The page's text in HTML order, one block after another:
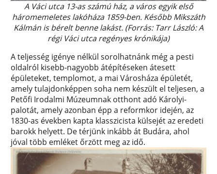
A Váci utca 13-as számú ház, a város egyik első
háromemeletes lakóháza 1859-ben. Később Mikszáth
Kálmán is bérelt benne lakást. (Forrás: Tarr László: A
régi Váci utca regényes krónikája)
A teljesség igénye nélkül sorolhatnánk még a pesti
oldalról kisebb-nagyobb átépítéseken átesett
épületeket, templomot, a mai Városháza épületét,
amely tulajdonképpen soha nem készült el teljesen, a
Petőfi Irodalmi Múzeumnak otthont adó Károlyi-
palotát, amely azonban épp a reformkor idején, az
1830-as években kapta klasszicista külsejét az eredeti
barokk helyett. De térjünk inkább át Budára, ahol
jóval több emléket őrzött meg az idő.